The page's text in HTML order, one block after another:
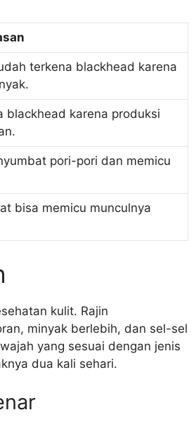
terkena blackhead karena
blackhead karena produksi
pori-pori dan memicu
bisa memicu munculnya
kulit. Rajin
minyak berlebih, dan sel-sel
yang sesuai dengan jenis
dua kali sehari.